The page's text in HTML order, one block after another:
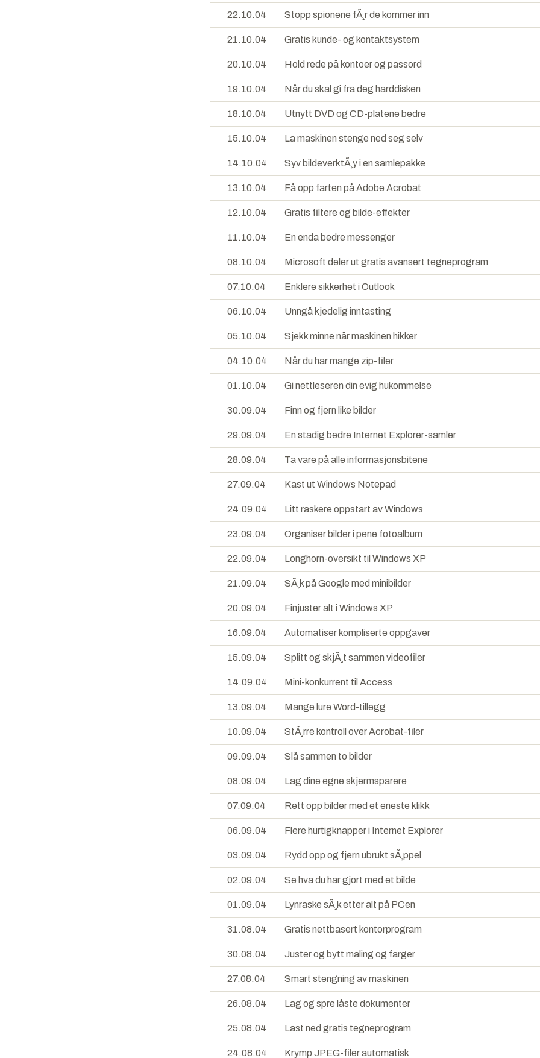
22.10.04 Stopp spionene fÃ¸r de kommer inn
21.10.04 Gratis kunde- og kontaktsystem
20.10.04 Hold rede på kontoer og passord
19.10.04 Når du skal gi fra deg harddisken
18.10.04 Utnytt DVD og CD-platene bedre
15.10.04 La maskinen stenge ned seg selv
14.10.04 Syv bildeverktÃ¸y i en samlepakke
13.10.04 Få opp farten på Adobe Acrobat
12.10.04 Gratis filtere og bilde-effekter
11.10.04 En enda bedre messenger
08.10.04 Microsoft deler ut gratis avansert tegneprogram
07.10.04 Enklere sikkerhet i Outlook
06.10.04 Unngå kjedelig inntasting
05.10.04 Sjekk minne når maskinen hikker
04.10.04 Når du har mange zip-filer
01.10.04 Gi nettleseren din evig hukommelse
30.09.04 Finn og fjern like bilder
29.09.04 En stadig bedre Internet Explorer-samler
28.09.04 Ta vare på alle informasjonsbitene
27.09.04 Kast ut Windows Notepad
24.09.04 Litt raskere oppstart av Windows
23.09.04 Organiser bilder i pene fotoalbum
22.09.04 Longhorn-oversikt til Windows XP
21.09.04 SÃ¸k på Google med minibilder
20.09.04 Finjuster alt i Windows XP
16.09.04 Automatiser kompliserte oppgaver
15.09.04 Splitt og skjÃ¸t sammen videofiler
14.09.04 Mini-konkurrent til Access
13.09.04 Mange lure Word-tillegg
10.09.04 StÃ¸rre kontroll over Acrobat-filer
09.09.04 Slå sammen to bilder
08.09.04 Lag dine egne skjermsparere
07.09.04 Rett opp bilder med et eneste klikk
06.09.04 Flere hurtigknapper i Internet Explorer
03.09.04 Rydd opp og fjern ubrukt sÃ¸ppel
02.09.04 Se hva du har gjort med et bilde
01.09.04 Lynraske sÃ¸k etter alt på PCen
31.08.04 Gratis nettbasert kontorprogram
30.08.04 Juster og bytt maling og farger
27.08.04 Smart stengning av maskinen
26.08.04 Lag og spre låste dokumenter
25.08.04 Last ned gratis tegneprogram
24.08.04 Krymp JPEG-filer automatisk